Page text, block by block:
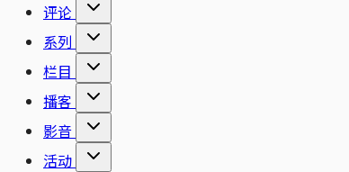
评论
系列
栏目
播客
影音
活动